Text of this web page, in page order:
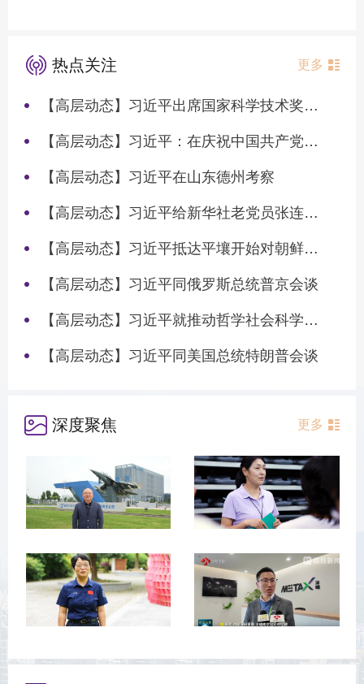
热点关注 更多
【高层动态】习近平出席国家科学技术奖励大会两院院士大会中国科协第十一次全国代表大会并发表重要讲话
【高层动态】习近平：在庆祝中国共产党成立105周年大会上的讲话
【高层动态】习近平在山东德州考察
【高层动态】习近平给新华社老党员张连生回信强调 传承红色基因 在新征程上书写优异答卷
【高层动态】习近平抵达平壤开始对朝鲜进行国事访问
【高层动态】习近平同俄罗斯总统普京会谈
【高层动态】习近平就推动哲学社会科学高质量发展作出重要指示
【高层动态】习近平同美国总统特朗普会谈
深度聚焦 更多